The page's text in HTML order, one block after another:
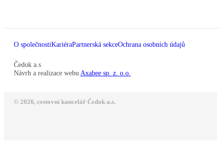
O společnostiKariéraPartnerská sekceOchrana osobních údajů
Čedok a.s
Návrh a realizace webu Axabee sp. z. o.o.
© 2026, cestovní kancelář Čedok a.s.